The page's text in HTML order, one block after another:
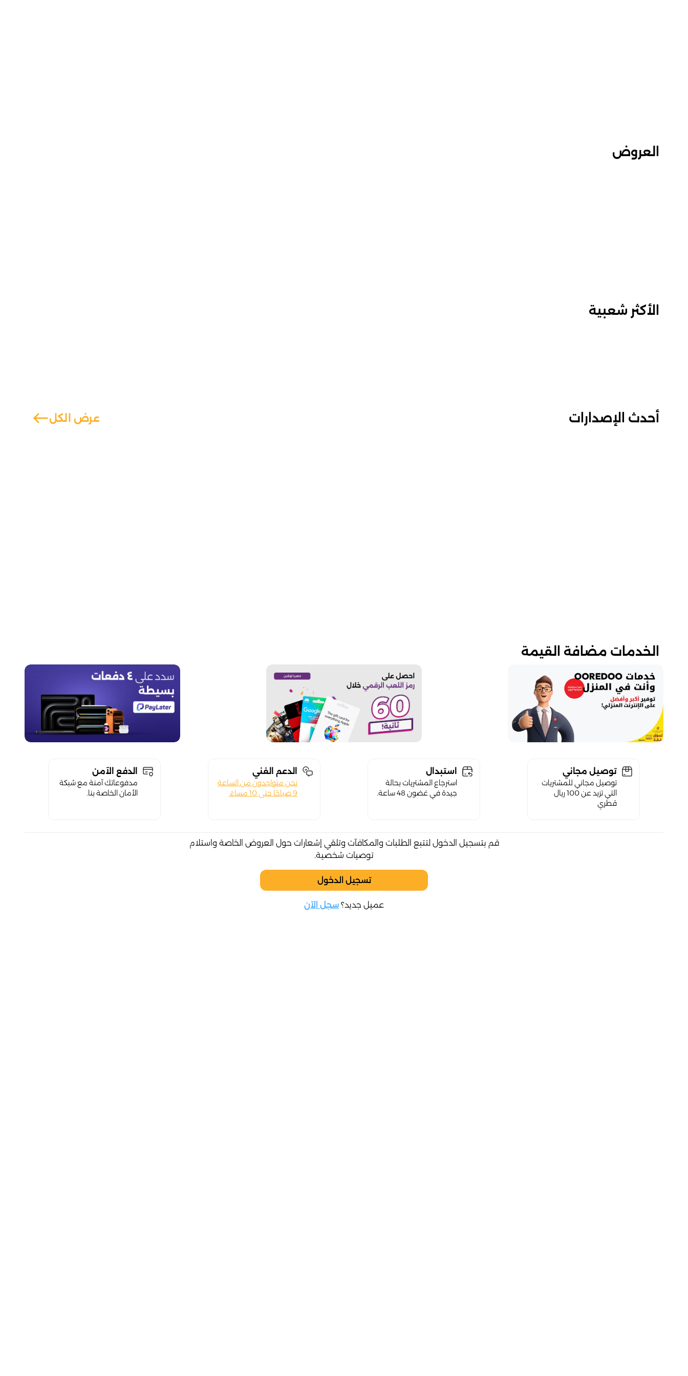
العروض
الأكثر شعبية
أحدث الإصدارات عرض الكلwest
الخدمات مضافة القيمة
توصيل مجاني
توصيل مجاني للمشتريات
التي تزيد عن 100 ريال
قطري
استبدال
استرجاع المشتريات بحالة
جيدة في غضون 48 ساعة.
الدعم الفني
نحن متواجدون من الساعة
9 صباحًا حتى 10 مساءً.
الدفع الآمن
مدفوعاتك آمنة مع شبكة
الأمان الخاصة بنا.
قم بتسجيل الدخول لتتبع الطلبات والمكافآت وتلقي إشعارات حول العروض الخاصة واستلام
توصيات شخصية.
تسجيل الدخول
عميل جديد؟ سجل الآن